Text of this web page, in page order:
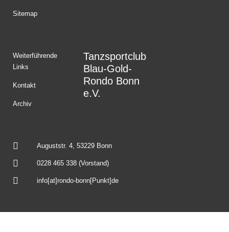
Sitemap
Weiterführende
Links
Kontakt
Archiv
Tanzsportclub
Blau-Gold-
Rondo Bonn
e.V.
Auguststr. 4, 53229 Bonn
0228 465 338 (Vorstand)
info[at]rondo-bonn[Punkt]de